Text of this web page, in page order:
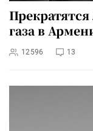
газа в
12596 13